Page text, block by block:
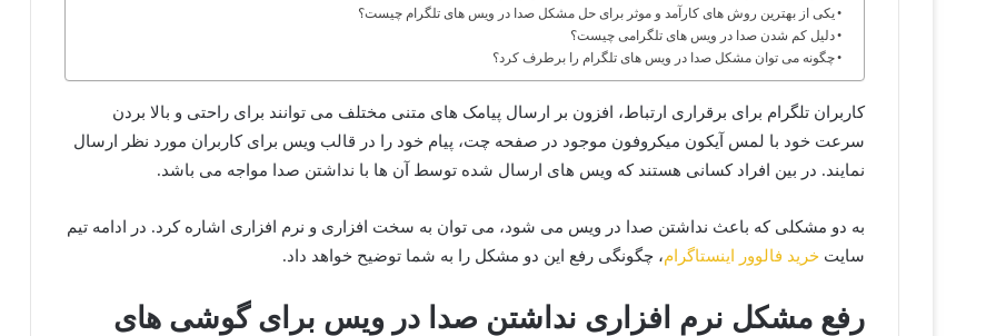
یکی از بهترین روش های کارآمد و موثر برای حل مشکل صدا در ویس های تلگرام چیست؟
دلیل کم شدن صدا در ویس های تلگرامی چیست؟
چگونه می توان مشکل صدا در ویس های تلگرام را برطرف کرد؟
کاربران تلگرام برای برقراری ارتباط، افزون بر ارسال پیامک های متنی مختلف می توانند برای راحتی و بالا بردن
سرعت خود با لمس آیکون میکروفون موجود در صفحه چت، پیام خود را در قالب ویس برای کاربران مورد نظر ارسال
نمایند. در بین افراد کسانی هستند که ویس های ارسال شده توسط آن ها با نداشتن صدا مواجه می باشد.
به دو مشکلی که باعث نداشتن صدا در ویس می شود، می توان به سخت افزاری و نرم افزاری اشاره کرد. در ادامه تیم
سایت خرید فالوور اینستاگرام، چگونگی رفع این دو مشکل را به شما توضیح خواهد داد.
رفع مشکل نرم افزاری نداشتن صدا در ویس برای گوشی های